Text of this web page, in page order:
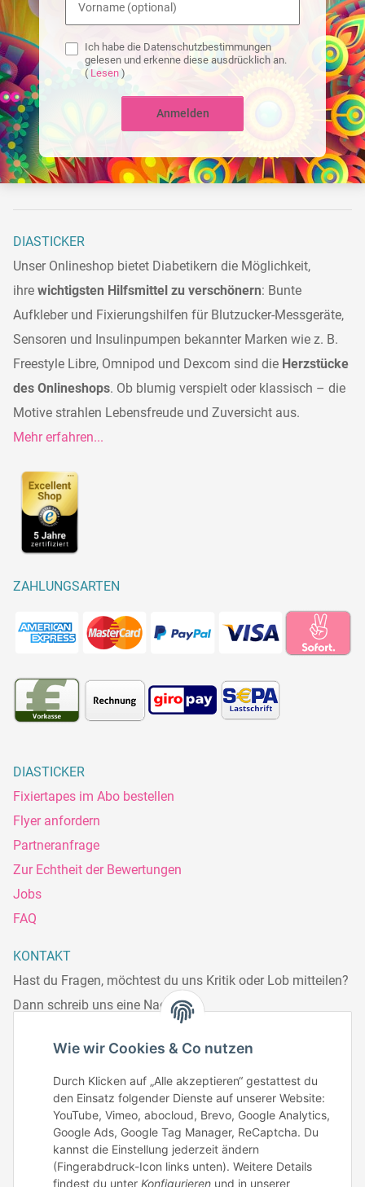
Wie wir Cookies & Co nutzen
Durch Klicken auf „Alle akzeptieren“ gestattest du
den Einsatz folgender Dienste auf unserer Website:
YouTube, Vimeo, abocloud, Brevo, Google Analytics,
Google Ads, Google Tag Manager, ReCaptcha. Du
kannst die Einstellung jederzeit ändern
(Fingerabdruck-Icon links unten). Weitere Details
findest du unter Konfigurieren und in unserer
Ich habe die Datenschutzbestimmungen
gelesen und erkenne diese ausdrücklich an.
( Lesen )
Anmelden
DIASTICKER
Unser Onlineshop bietet Diabetikern die Möglichkeit,
ihre wichtigsten Hilfsmittel zu verschönern: Bunte
Aufkleber und Fixierungshilfen für Blutzucker-Messgeräte,
Sensoren und Insulinpumpen bekannter Marken wie z. B.
Freestyle Libre, Omnipod und Dexcom sind die Herzstücke
des Onlineshops. Ob blumig verspielt oder klassisch – die
Motive strahlen Lebensfreude und Zuversicht aus.
Mehr erfahren...
ZAHLUNGSARTEN
DIASTICKER
Fixiertapes im Abo bestellen
Flyer anfordern
Partneranfrage
Zur Echtheit der Bewertungen
Jobs
FAQ
KONTAKT
Hast du Fragen, möchtest du uns Kritik oder Lob mitteilen?
Dann schreib uns eine Nachricht.
Telefonisch erreichst du uns:
Telefonnr.: 0951/70045771
Zum Kontakt